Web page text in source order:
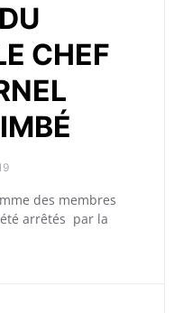
CHEF
des membres
été arrêtés par la